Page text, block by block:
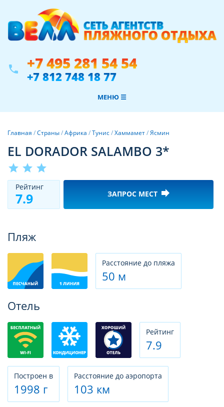
phone +7 495 281 54 54
+7 812 748 18 77
МЕНЮ ☰
Главная /Страны/Африка /Тунис/Хаммамет/Ясмин
EL DORADOR SALAMBO 3*
star star star
Рeйтинг
7.9 ЗАПРОС МЕСТ forward
Пляж
Расстояние до пляжа
50 м
Отель
Рeйтинг
7.9
Построен в
1998 г
Расстояние до аэропорта
103 км